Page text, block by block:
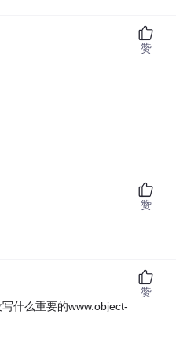
赞
赞
什么重要的www.object-
赞